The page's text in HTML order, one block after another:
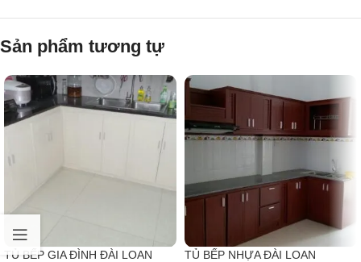
Sản phẩm tương tự
TỦ BẾP GIA ĐÌNH ĐÀI LOAN
TỦ BẾP NHỰA ĐÀI LOAN